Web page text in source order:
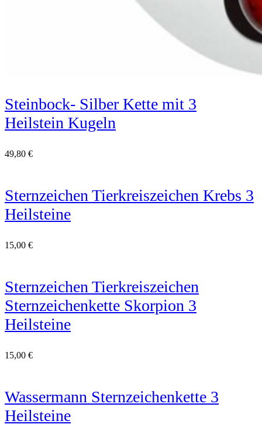
Steinbock- Silber Kette mit 3
Heilstein Kugeln
49,80 €
Sternzeichen Tierkreiszeichen Krebs 3
Heilsteine
15,00 €
Sternzeichen Tierkreiszeichen
Sternzeichenkette Skorpion 3
Heilsteine
15,00 €
Wassermann Sternzeichenkette 3
Heilsteine